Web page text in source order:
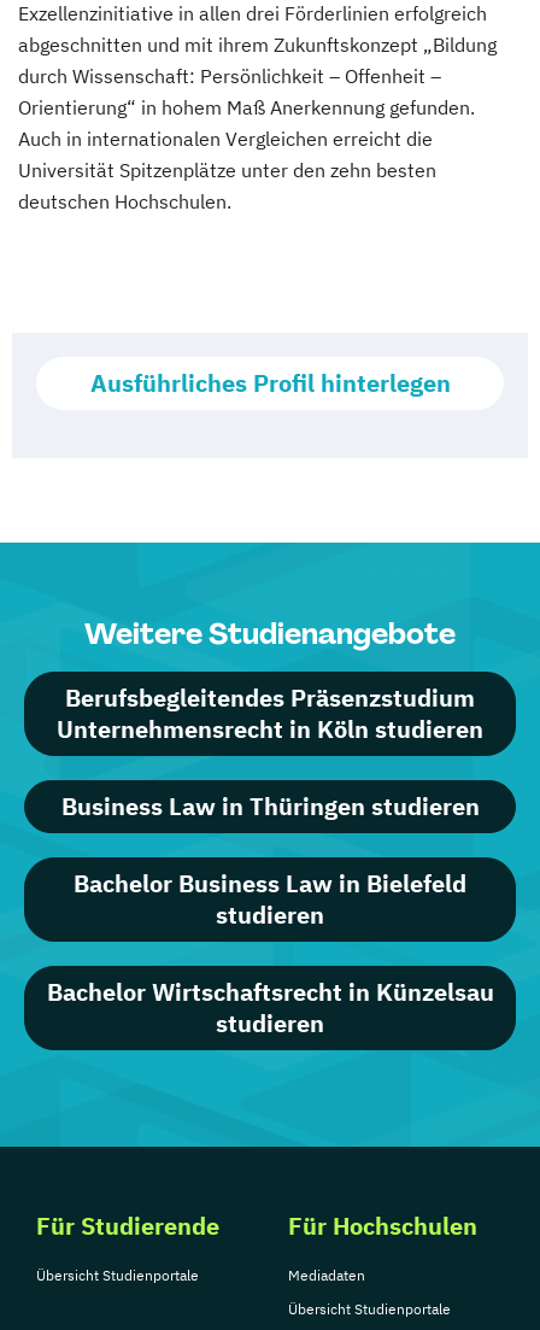
Exzellenzinitiative in allen drei Förderlinien erfolgreich
abgeschnitten und mit ihrem Zukunftskonzept „Bildung
durch Wissenschaft: Persönlichkeit – Offenheit –
Orientierung“ in hohem Maß Anerkennung gefunden.
Auch in internationalen Vergleichen erreicht die
Universität Spitzenplätze unter den zehn besten
deutschen Hochschulen.
Ausführliches Profil hinterlegen
Weitere Studienangebote
Berufsbegleitendes Präsenzstudium
Unternehmensrecht in Köln studieren
Business Law in Thüringen studieren
Bachelor Business Law in Bielefeld
studieren
Bachelor Wirtschaftsrecht in Künzelsau
studieren
Für Studierende
Übersicht Studienportale
Für Hochschulen
Mediadaten
Übersicht Studienportale